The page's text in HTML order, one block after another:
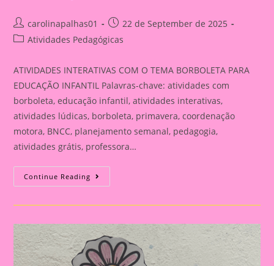
Post
author:
carolinapalhas01
Post
published:
22 de September de 2025
PostAtividades Pedagógicas
ATIVIDADES INTERATIVAS COM O TEMA BORBOLETA PARA
EDUCAÇÃO INFANTIL Palavras-chave: atividades com
borboleta, educação infantil, atividades interativas,
atividades lúdicas, borboleta, primavera, coordenação
motora, BNCC, planejamento semanal, pedagogia,
atividades grátis, professora…
Continue Reading ATIVIDADE
INTERATIVA
PARA
EDUCAÇÃO
INFANTIL